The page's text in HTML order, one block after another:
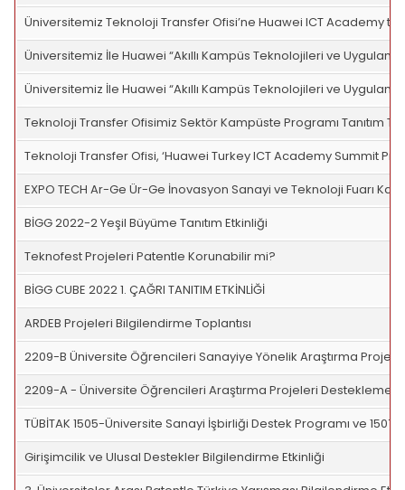
Üniversitemiz Teknoloji Transfer Ofisi’ne Huawei ICT Academy
Üniversitemiz İle Huawei “Akıllı Kampüs Teknolojileri ve
Üniversitemiz İle Huawei “Akıllı Kampüs Teknolojileri ve
Teknoloji Transfer Ofisimiz Sektör Kampüste Programı Tanıtım
Teknoloji Transfer Ofisi, ‘Huawei Turkey ICT Academy Summit
EXPO TECH Ar-Ge Ür-Ge İnovasyon Sanayi ve Teknoloji Fuarı
BİGG 2022-2 Yeşil Büyüme Tanıtım Etkinliği
Teknofest Projeleri Patentle Korunabilir mi?
BİGG CUBE 2022 1. ÇAĞRI TANITIM ETKİNLİĞİ
ARDEB Projeleri Bilgilendirme Toplantısı
2209-B Üniversite Öğrencileri Sanayiye Yönelik Araştırma
2209-A - Üniversite Öğrencileri Araştırma Projeleri Destekleme
TÜBİTAK 1505-Üniversite Sanayi İşbirliği Destek Programı ve
Girişimcilik ve Ulusal Destekler Bilgilendirme Etkinliği